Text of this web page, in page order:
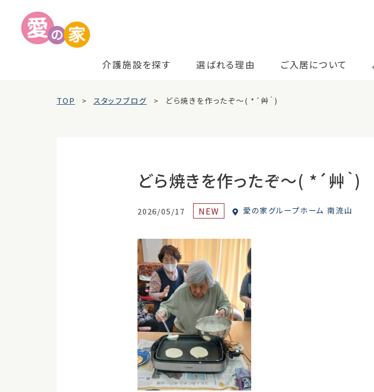
介護施設を探す 選ばれる理由 ご入居について
TOP スタッフブログ どら焼きを作ったぞ～( *´艸｀)
どら焼きを作ったぞ～( *´艸｀)
2026/05/17 NEW 愛の家グループホーム 南流山